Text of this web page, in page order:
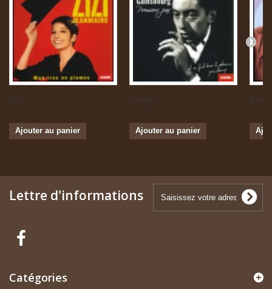
Zizi...
Ajouter au panier
Serge...
Ajouter au panier
Lettre d'informations
Catégories